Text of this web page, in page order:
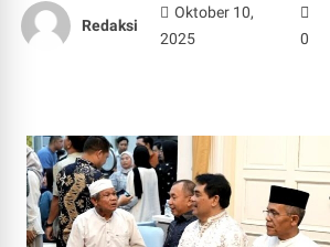
Redaksi
Oktober 10,
2025
0